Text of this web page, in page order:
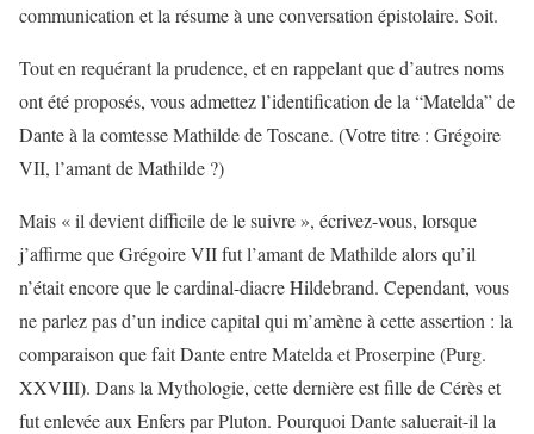
communication et la résume à une conversation épistolaire. Soit.
Tout en requérant la prudence, et en rappelant que d’autres noms
ont été proposés, vous admettez l’identification de la “Matelda” de
Dante à la comtesse Mathilde de Toscane. (Votre titre : Grégoire
VII, l’amant de Mathilde ?)
Mais « il devient difficile de le suivre », écrivez-vous, lorsque
j’affirme que Grégoire VII fut l’amant de Mathilde alors qu’il
n’était encore que le cardinal-diacre Hildebrand. Cependant, vous
ne parlez pas d’un indice capital qui m’amène à cette assertion : la
comparaison que fait Dante entre Matelda et Proserpine (Purg.
XXVIII). Dans la Mythologie, cette dernière est fille de Cérès et
fut enlevée aux Enfers par Pluton. Pourquoi Dante saluerait-il la